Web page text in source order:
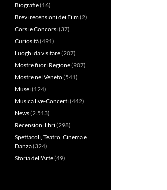
Biografie(16)
Brevi recensioni dei Film(2)
Corsi e Concorsi(37)
Curiosità(491)
Luoghi da visitare(207)
Mostre fuori Regione(907)
Mostre nel Veneto(541)
Musei(124)
Musica live-Concerti(442)
News(2.513)
Recensioni libri(298)
Spettacoli, Teatro, Cinema e
Danza(324)
Storia dell'Arte(49)